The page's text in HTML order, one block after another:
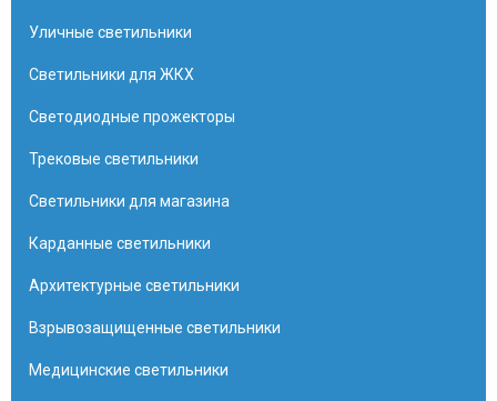
Уличные светильники
Светильники для ЖКХ
Светодиодные прожекторы
Трековые светильники
Светильники для магазина
Карданные светильники
Архитектурные светильники
Взрывозащищенные светильники
Медицинские светильники